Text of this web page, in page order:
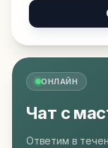
ОНЛАЙН
Чат с
Ответим в